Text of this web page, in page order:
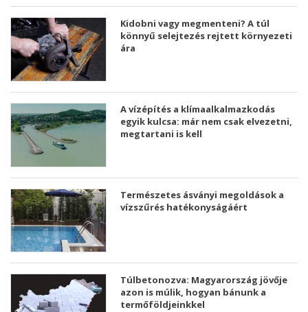
Kidobni vagy megmenteni? A túl
könnyű selejtezés rejtett környezeti
ára
A vízépítés a klímaalkalmazkodás
egyik kulcsa: már nem csak elvezetni,
megtartani is kell
Természetes ásványi megoldások a
vízszűrés hatékonyságáért
Túlbetonozva: Magyarország jövője
azon is múlik, hogyan bánunk a
termőföldjeinkkel